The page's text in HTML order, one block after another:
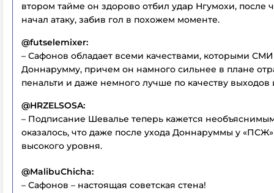
втором тайме он здорово отбил удар Нгумохи, после
начал атаку, забив гол в похожем моменте.
@futselemixer:
– Сафонов обладает всеми качествами, которыми
Доннарумму, причем он намного сильнее в плане
пенальти и даже немного лучше по качеству выходов
@HRZELSOSA:
– Подписание Шевалье теперь кажется
оказалось, что даже после ухода Доннаруммы у
высокого уровня.
@MalibuChicha:
– Сафонов – настоящая советская стена!